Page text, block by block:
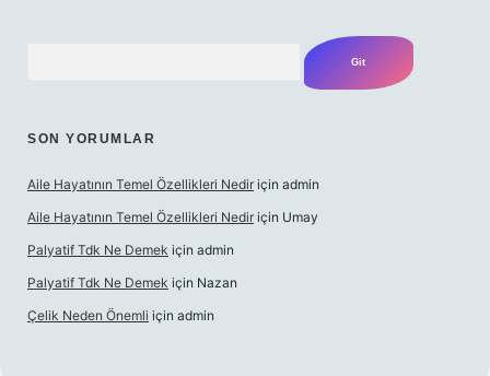
SON YORUMLAR
Aile Hayatının Temel Özellikleri Nedir için admin
Aile Hayatının Temel Özellikleri Nedir için Umay
Palyatif Tdk Ne Demek için admin
Palyatif Tdk Ne Demek için Nazan
Çelik Neden Önemli için admin